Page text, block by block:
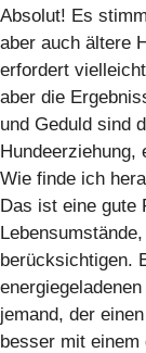
Absolut! Es
aber auch ältere
erfordert
aber die
und Geduld sind
Hundeerziehung,
Wie finde ich
Das ist eine gute
berücksichtigen.
jemand, der
besser mit einem